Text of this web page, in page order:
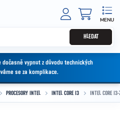
HLEDAT
dočasně vypnut z důvodu technických
se za komplikace.
PROCESORY INTEL INTEL CORE I3 INTEL CORE